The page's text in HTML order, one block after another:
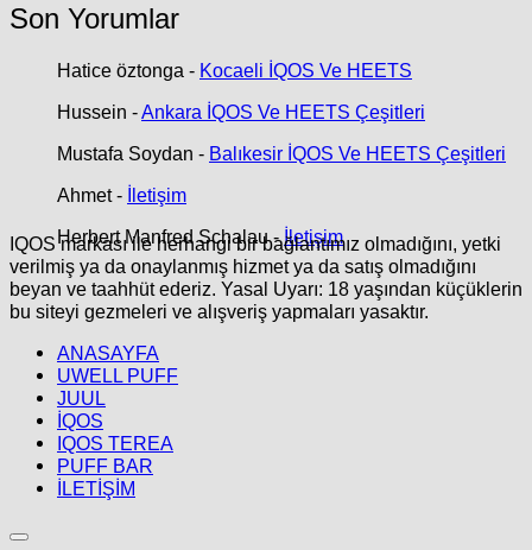
Son Yorumlar
Hatice öztonga - Kocaeli İQOS Ve HEETS
Hussein -Ankara İQOS Ve HEETS Çeşitleri
Mustafa Soydan - Balıkesir İQOS Ve HEETS Çeşitleri
Ahmet- İletişim
Herbert Manfred Schalau-İletişim
IQOS markası ile herhangi bir bağlantımız olmadığını, yetki
verilmiş ya da onaylanmış hizmet ya da satış olmadığını
beyan ve taahhüt ederiz. Yasal Uyarı: 18 yaşından küçüklerin
bu siteyi gezmeleri ve alışveriş yapmaları yasaktır.
ANASAYFA
UWELL PUFF
JUUL
İQOS
IQOS TEREA
PUFF BAR
İLETİŞİM